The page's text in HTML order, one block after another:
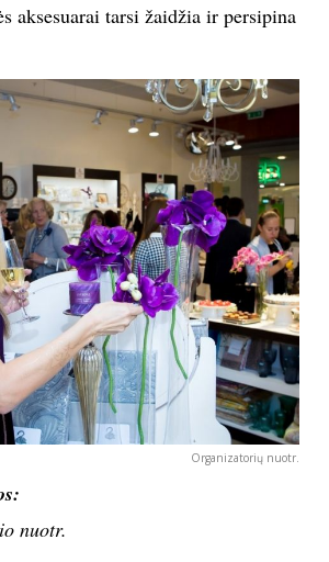
aksesuarai tarsi žaidžia ir persipina
Organizatorių nuotr.
nuotr.